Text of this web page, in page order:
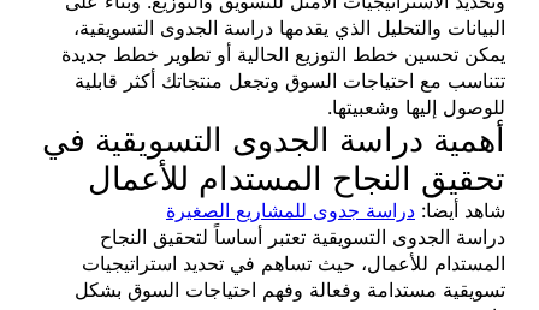
البيانات والتحليل الذي يقدمها دراسة الجدوى التسويقية،
يمكن تحسين خطط التوزيع الحالية أو تطوير خطط جديدة
تتناسب مع احتياجات السوق وتجعل منتجاتك أكثر قابلية
للوصول إليها وشعبيتها.
أهمية دراسة الجدوى التسويقية في
تحقيق النجاح المستدام للأعمال
شاهد أيضا: دراسة جدوى للمشاريع الصغيرة
دراسة الجدوى التسويقية تعتبر أساساً لتحقيق النجاح
المستدام للأعمال، حيث تساهم في تحديد استراتيجيات
تسويقية مستدامة وفعالة وفهم احتياجات السوق بشكل